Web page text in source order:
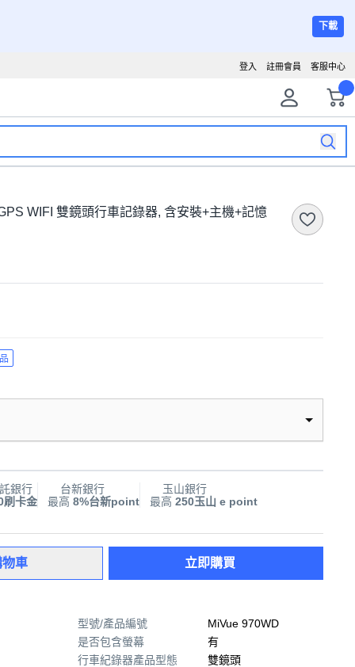
下載
客服中心
註冊會員
登入
WIFI 雙鏡頭行車記錄器, 含安裝+主機+記憶
銀行
刷卡金
台新銀行
最高 8%台新point
玉山銀行
最高 250玉山 e point
車 立即購買
型號/產品編號
MiVue 970WD
是否包含螢幕
有
行車紀錄器產品型態
雙鏡頭